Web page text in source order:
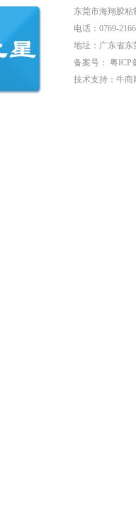
东莞市海翔胶
电话：0769-
地址：广东省东
备案号： 粤ICP
技术支持： 牛商